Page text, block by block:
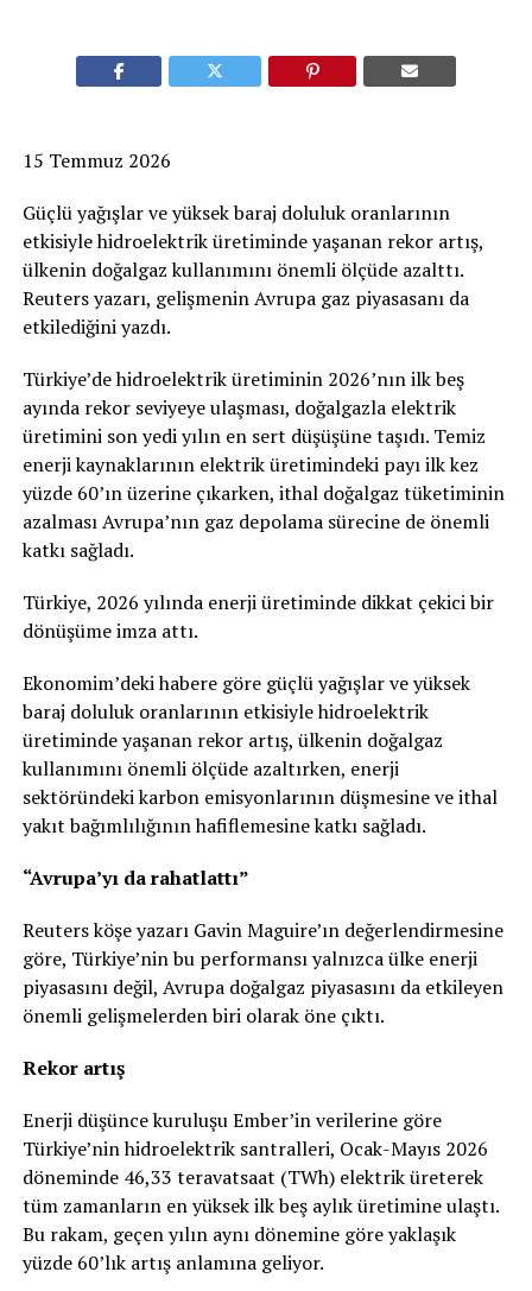
15 Temmuz 2026
Güçlü yağışlar ve yüksek baraj doluluk oranlarının
etkisiyle hidroelektrik üretiminde yaşanan rekor artış,
ülkenin doğalgaz kullanımını önemli ölçüde azalttı.
Reuters yazarı, gelişmenin Avrupa gaz piyasasanı da
etkilediğini yazdı.
Türkiye’de hidroelektrik üretiminin 2026’nın ilk beş
ayında rekor seviyeye ulaşması, doğalgazla elektrik
üretimini son yedi yılın en sert düşüşüne taşıdı. Temiz
enerji kaynaklarının elektrik üretimindeki payı ilk kez
yüzde 60’ın üzerine çıkarken, ithal doğalgaz tüketiminin
azalması Avrupa’nın gaz depolama sürecine de önemli
katkı sağladı.
Türkiye, 2026 yılında enerji üretiminde dikkat çekici bir
dönüşüme imza attı.
Ekonomim’deki habere göre güçlü yağışlar ve yüksek
baraj doluluk oranlarının etkisiyle hidroelektrik
üretiminde yaşanan rekor artış, ülkenin doğalgaz
kullanımını önemli ölçüde azaltırken, enerji
sektöründeki karbon emisyonlarının düşmesine ve ithal
yakıt bağımlılığının hafiflemesine katkı sağladı.
“Avrupa’yı da rahatlattı”
Reuters köşe yazarı Gavin Maguire’ın değerlendirmesine
göre, Türkiye’nin bu performansı yalnızca ülke enerji
piyasasını değil, Avrupa doğalgaz piyasasını da etkileyen
önemli gelişmelerden biri olarak öne çıktı.
Rekor artış
Enerji düşünce kuruluşu Ember’in verilerine göre
Türkiye’nin hidroelektrik santralleri, Ocak-Mayıs 2026
döneminde 46,33 teravatsaat (TWh) elektrik üreterek
tüm zamanların en yüksek ilk beş aylık üretimine ulaştı.
Bu rakam, geçen yılın aynı dönemine göre yaklaşık
yüzde 60’lık artış anlamına geliyor.